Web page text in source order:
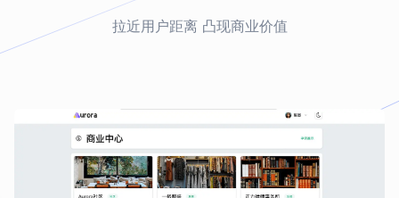
拉近用户距离 凸现商业价值